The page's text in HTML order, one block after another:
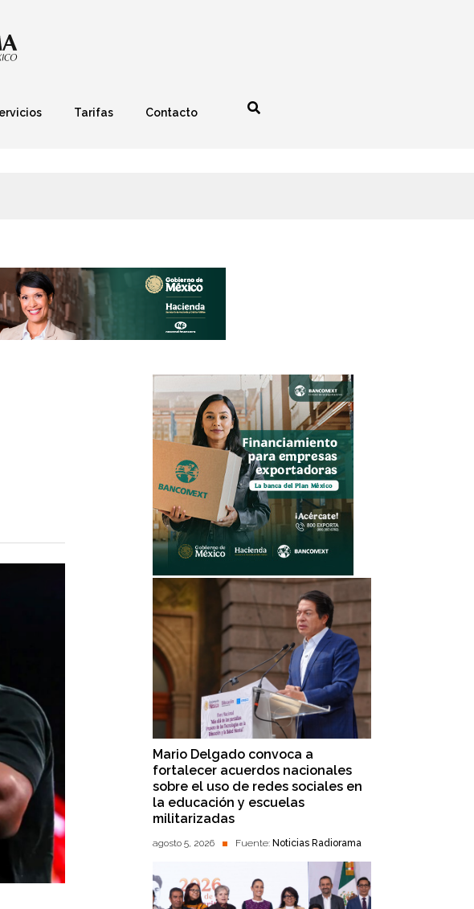
Tarifas Contacto
Mario Delgado convoca a
fortalecer acuerdos nacionales
sobre el uso de redes sociales en
la educación y escuelas
militarizadas
agosto 5, 2026 Fuente: Noticias Radiorama